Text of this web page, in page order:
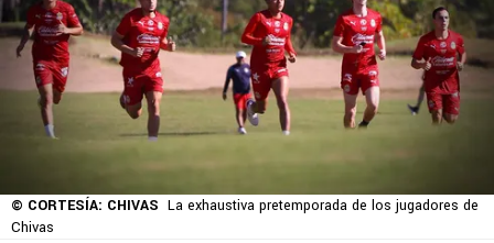
© CORTESÍA: CHIVAS La exhaustiva pretemporada de los jugadores de
Chivas